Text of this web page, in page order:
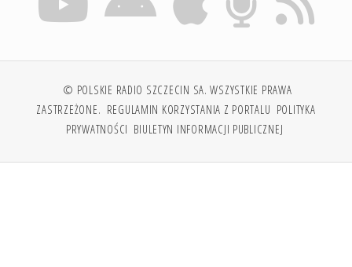
© POLSKIE RADIO SZCZECIN SA. WSZYSTKIE PRAWA
ZASTRZEŻONE. REGULAMIN KORZYSTANIA Z PORTALU POLITYKA
PRYWATNOŚCI BIULETYN INFORMACJI PUBLICZNEJ